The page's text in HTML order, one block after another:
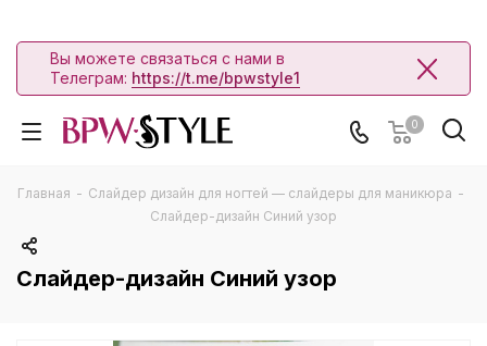
Вы можете связаться с нами в
Телеграм: https://t.me/bpwstyle1
0
Главная - Слайдер дизайн для ногтей — слайдеры для маникюра -
Слайдер-дизайн Синий узор
Слайдер-дизайн Синий узор